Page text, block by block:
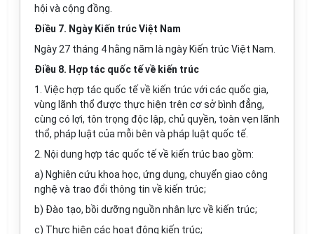
hội và cộng đồng.
Điều 7. Ngày Kiến trúc Việt Nam
Ngày 27 tháng 4 hằng năm là ngày Kiến trúc Việt Nam.
Điều 8. Hợp tác quốc tế về kiến trúc
1. Việc hợp tác quốc tế về kiến trúc với các quốc gia,
vùng lãnh thổ được thực hiện trên cơ sở bình đẳng,
cùng có lợi, tôn trọng độc lập, chủ quyền, toàn vẹn lãnh
thổ, pháp luật của mỗi bên và pháp uật quốc tế.
2. Nội dung hợp tác quốc tế về kiến trúc bao gồm:
a) Nghiên cứu khoa học, ứng dụng, chuyển giao công
nghệ và trao đổi thông tin về kiến trúc;
b) Đào tạo, bồi dưỡng nguồn nhân lực về kiến trúc;
c) Thực hiện các hoạt động kiến trúc;